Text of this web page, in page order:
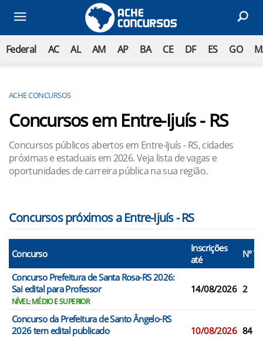
Federal AC AL AM AP BA CE DF ES GO
ACHE CONCURSOS
Concursos em Entre-Ijuís - RS
Concursos públicos abertos em Entre-Ijuís - RS, cidades
próximas e estaduais em 2026. Veja lista de vagas e
oportunidades de carreira pública na sua região.
Concursos próximos a Entre-Ijuís - RS
Concurso
Inscrições
até
N°
Concurso Prefeitura de Santa Rosa-RS 2026:
Sai edital para Professor
NÍVEL: MÉDIO E SUPERIOR
14/08/2026 2
Concurso da Prefeitura de Santo Ângelo-RS
2026 tem edital publicado
10/08/2026 84